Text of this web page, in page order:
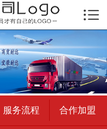
 首页
公司简介
物流新闻
绍兴至全国
合作加盟

服务流程 合作加盟